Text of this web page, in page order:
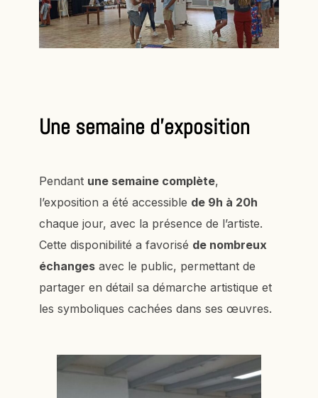
Une semaine d'exposition
Pendant une semaine complète,
l’exposition a été accessible de 9h à 20h
chaque jour, avec la présence de l’artiste.
Cette disponibilité a favorisé de nombreux
échanges avec le public, permettant de
partager en détail sa démarche artistique et
les symboliques cachées dans ses œuvres.